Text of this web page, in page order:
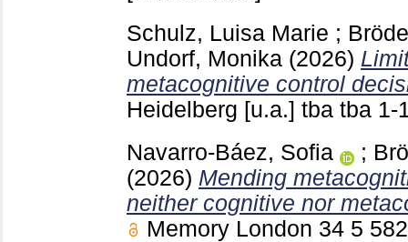
Schulz, Luisa Marie ;
Undorf, Monika (2026)
metacognitive control
Heidelberg [u.a.] tba tba 1-
Navarro-Báez, Sofia
;
(2026) Mending
neither cognitive nor
Memory London 34 5